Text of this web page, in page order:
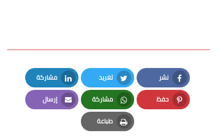
نشر
Facebook
تغريد
Twitter
مشاركة
LinkedIn
حفظ
Pinterest
مشاركة
Whatsapp
إرسال
Email
طباعة
Print